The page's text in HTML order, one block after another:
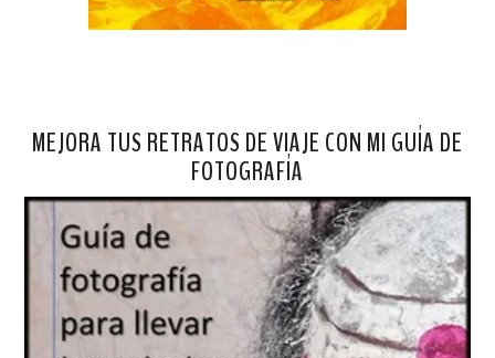
MEJORA TUS RETRATOS DE VIAJE CON MI GUÍA DE
FOTOGRAFÍA